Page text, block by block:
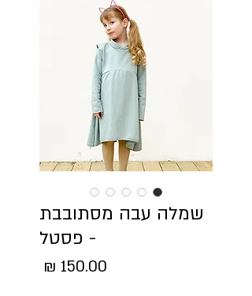
שמלה עבה מסתובבת
- פסטל